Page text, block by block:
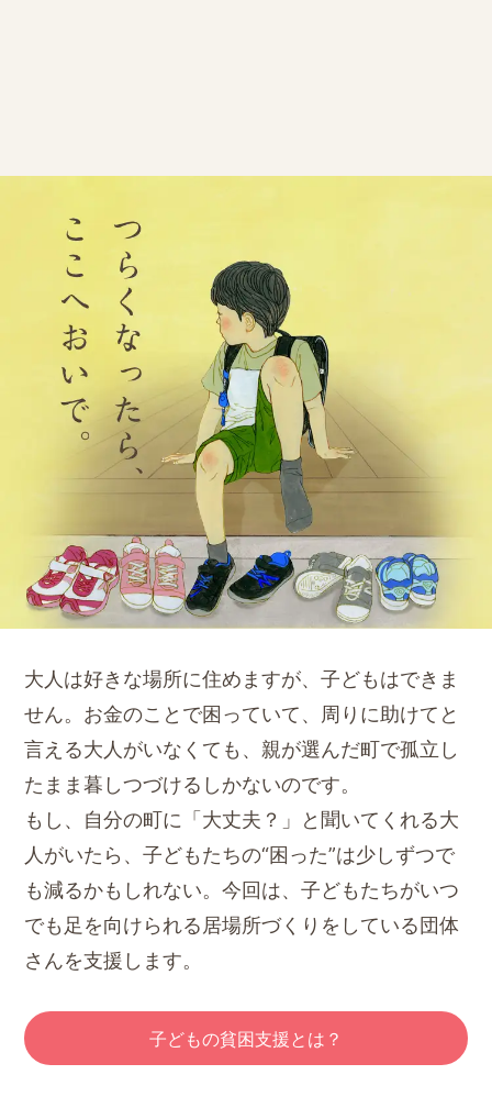
大人は好きな場所に住めますが、子どもはできま
せん。お金のことで困っていて、周りに助けてと
言える大人がいなくても、親が選んだ町で孤立し
たまま暮しつづけるしかないのです。
もし、自分の町に「大丈夫？」と聞いてくれる大
人がいたら、子どもたちの“困った”は少しずつで
も減るかもしれない。今回は、子どもたちがいつ
でも足を向けられる居場所づくりをしている団体
さんを支援します。
子どもの貧困支援とは？